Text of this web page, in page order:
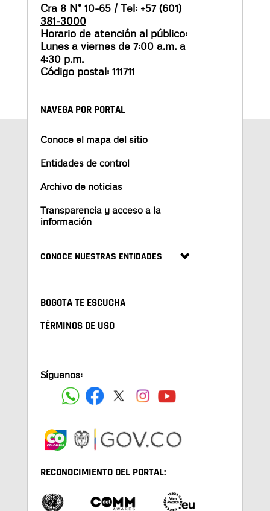
Cra 8 N° 10-65 / Tel: +57 (601)
381-3000
Horario de atención al público:
Lunes a viernes de 7:00 a.m. a
4:30 p.m.
Código postal: 111711
NAVEGA POR PORTAL
Conoce el mapa del sitio
Entidades de control
Archivo de noticias
Transparencia y acceso a la
información
CONOCE NUESTRAS ENTIDADES
BOGOTA TE ESCUCHA
TÉRMINOS DE USO
Síguenos:
RECONOCIMIENTO DEL PORTAL: